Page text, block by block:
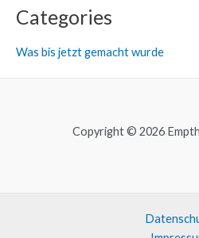
Categories
Was bis jetzt gemacht wurde
Copyright © 2026